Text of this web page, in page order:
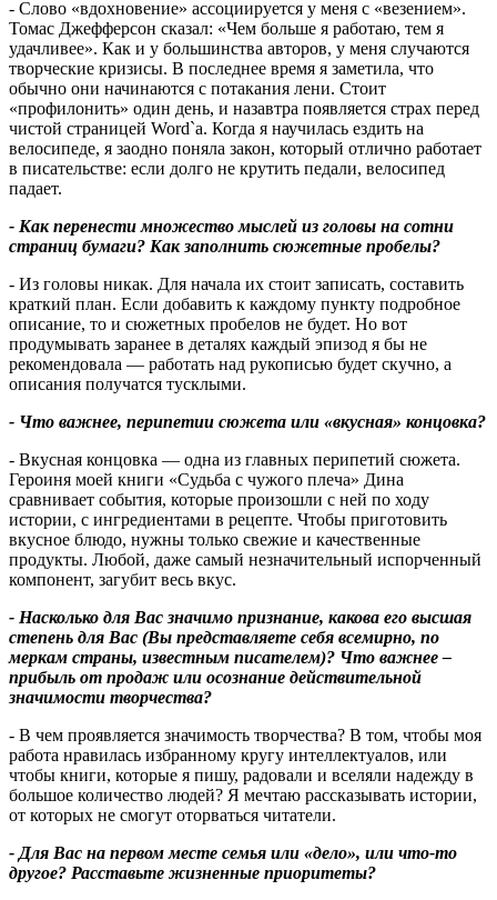
- Слово «вдохновение» ассоциируется у меня с «везением».
Томас Джефферсон сказал: «Чем больше я работаю, тем я
удачливее». Как и у большинства авторов, у меня случаются
творческие кризисы. В последнее время я заметила, что
обычно они начинаются с потакания лени. Стоит
«профилонить» один день, и назавтра появляется страх перед
чистой страницей Word`а. Когда я научилась ездить на
велосипеде, я заодно поняла закон, который отлично работает
в писательстве: если долго не крутить педали, велосипед
падает.
- Как перенести множество мыслей из головы на сотни
страниц бумаги? Как заполнить сюжетные пробелы?
- Из головы никак. Для начала их стоит записать, составить
краткий план. Если добавить к каждому пункту подробное
описание, то и сюжетных пробелов не будет. Но вот
продумывать заранее в деталях каждый эпизод я бы не
рекомендовала — работать над рукописью будет скучно, а
описания получатся тусклыми.
- Что важнее, перипетии сюжета или «вкусная» концовка?
- Вкусная концовка — одна из главных перипетий сюжета.
Героиня моей книги «Судьба с чужого плеча» Дина
сравнивает события, которые произошли с ней по ходу
истории, с ингредиентами в рецепте. Чтобы приготовить
вкусное блюдо, нужны только свежие и качественные
продукты. Любой, даже самый незначительный испорченный
компонент, загубит весь вкус.
- Насколько для Вас значимо признание, какова его высшая
степень для Вас (Вы представляете себя всемирно, по
меркам страны, известным писателем)? Что важнее –
прибыль от продаж или осознание действительной
значимости творчества?
- В чем проявляется значимость творчества? В том, чтобы моя
работа нравилась избранному кругу интеллектуалов, или
чтобы книги, которые я пишу, радовали и вселяли надежду в
большое количество людей? Я мечтаю рассказывать истории,
от которых не смогут оторваться читатели.
- Для Вас на первом месте семья или «дело», или что-то
другое? Расставьте жизненные приоритеты?